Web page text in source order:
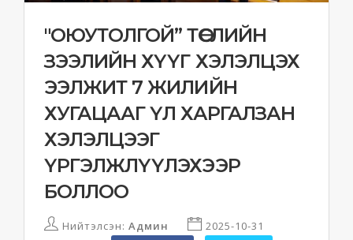
"ОЮУТОЛГОЙ” ТӨСЛИЙН
ЗЭЭЛИЙН ХҮҮГ ХЭЛЭЛЦЭХ
ЭЭЛЖИТ 7 ЖИЛИЙН
ХУГАЦААГ ҮЛ ХАРГАЛЗАН
ХЭЛЭЛЦЭЭГ
ҮРГЭЛЖЛҮҮЛЭХЭЭР
БОЛЛОО
Нийтэлсэн: Админ
2025-10-31